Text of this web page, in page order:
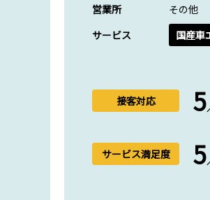
営業所
その他
サービス
国産車
接客対応 5
サービス満足度 5